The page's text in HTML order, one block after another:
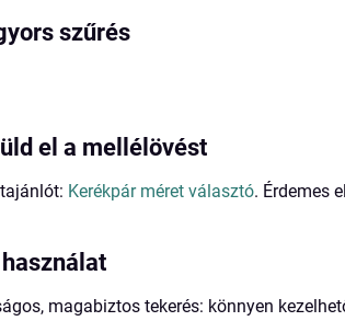
szűrés
el a mellélövést
Kerékpár méret választó. Érdemes
magabiztos tekerés: könnyen